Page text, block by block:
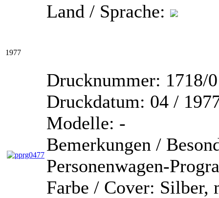
Land / Sprache:
1977
Drucknummer: 1718/
Druckdatum: 04 /
Modelle: -
Bemerkungen /
Personenwagen-
Farbe / Cover: Silber,